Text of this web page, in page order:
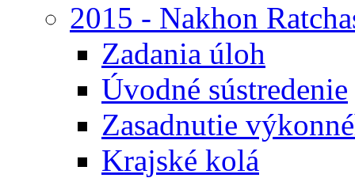
2015 - Nakhon
Zadania úloh
Úvodné sústredenie
Zasadnutie
Krajské kolá